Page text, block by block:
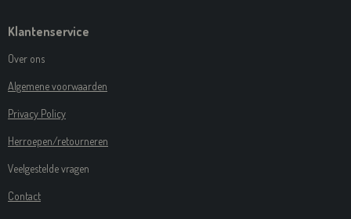
Klantenservice
Over ons
Algemene voorwaarden
Privacy Policy
Herroepen/retourneren
Veelgestelde vragen
Contact